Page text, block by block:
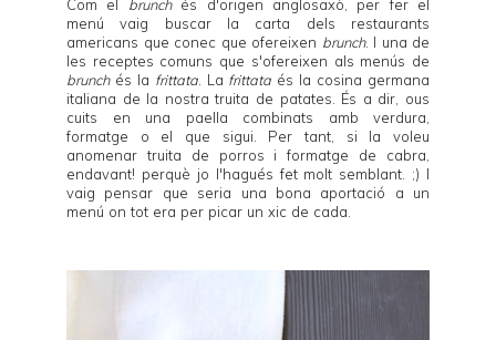
Com el brunchés d'origen anglosaxò, per fer el
menú vaig buscar la carta dels restaurants
americans que conec que ofereixen brunch. I una de
les receptes comuns que s'ofereixen als menús de
brunchés la frittata. La frittata és la cosina germana
italiana de la nostra truita de patates. És a dir, ous
cuits en una paella combinats amb verdura,
formatge o el que sigui. Per tant, si la voleu
anomenar truita de porros i formatge de cabra,
endavant! perquè jo l'hagués fet molt semblant. ;) I
vaig pensar que seria una bona aportació a un
menú on tot era per picar un xic de cada.